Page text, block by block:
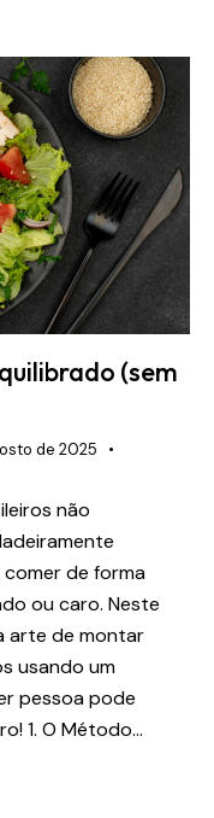
(sem
de 2025
não
de forma
ou caro. Neste
arte de montar
usando um
pessoa pode
1. O Método…